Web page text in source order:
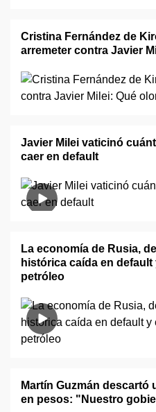
Cristina Fernández de
arremeter contra Javier
Javier Milei vaticinó
caer en default
La economía de Rusia,
histórica caída en
petróleo
Martín Guzmán descartó
en pesos: "Nuestro